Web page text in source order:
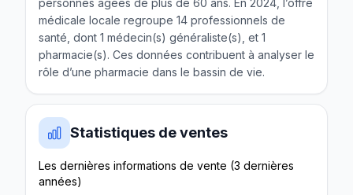
personnes âgées de plus de 60 ans. En 2024, l’offre
médicale locale regroupe 14 professionnels de
santé, dont 1 médecin(s) généraliste(s), et 1
pharmacie(s). Ces données contribuent à analyser le
rôle d’une pharmacie dans le bassin de vie.
Statistiques de ventes
Les dernières informations de vente (3 dernières
années)